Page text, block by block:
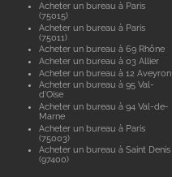
Acheter un bureau à Paris
(75015)
Acheter un bureau à Paris
(75011)
Acheter un bureau à 69 Rhône
Acheter un bureau à 03 Allier
Acheter un bureau à 12 Aveyron
Acheter un bureau à 95 Val-
d'Oise
Acheter un bureau à 94 Val-de-
Marne
Acheter un bureau à Paris
(75003)
Acheter un bureau à Saint Denis
(97400)